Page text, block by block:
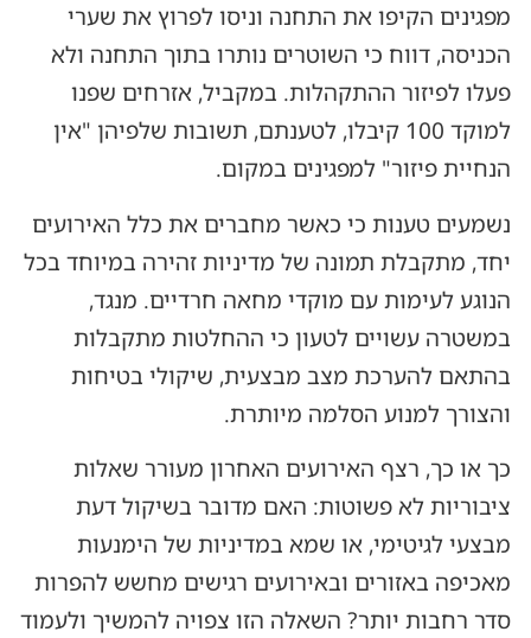
מפגינים הקיפו את התחנה וניסו לפרוץ את שערי
הכניסה, דווח כי השוטרים נותרו בתוך התחנה ולא
פעלו לפיזור ההתקהלות. במקביל, אזרחים שפנו
למוקד 100 קיבלו, לטענתם, תשובות שלפיהן "אין
הנחיית פיזור" למפגינים במקום.
נשמעים טענות כי כאשר מחברים את כלל האירועים
יחד, מתקבלת תמונה של מדיניות זהירה במיוחד בכל
הנוגע לעימות עם מוקדי מחאה חרדיים. מנגד,
במשטרה עשויים לטעון כי ההחלטות מתקבלות
בהתאם להערכת מצב מבצעית, שיקולי בטיחות
והצורך למנוע הסלמה מיותרת.
כך או כך, רצף האירועים האחרון מעורר שאלות
ציבוריות לא פשוטות: האם מדובר בשיקול דעת
מבצעי לגיטימי, או שמא במדיניות של הימנעות
מאכיפה באזורים ובאירועים רגישים מחשש להפרות
סדר רחבות יותר? השאלה הזו צפויה להמשיך ולעמוד